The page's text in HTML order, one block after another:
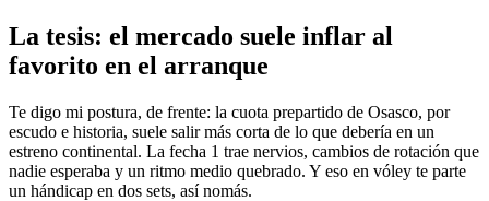
La tesis: el mercado suele inflar al
favorito en el arranque
Te digo mi postura, de frente: la cuota prepartido de Osasco, por
escudo e historia, suele salir más corta de lo que debería en un
estreno continental. La fecha 1 trae nervios, cambios de rotación que
nadie esperaba y un ritmo medio quebrado. Y eso en vóley te parte
un hándicap en dos sets, así nomás.